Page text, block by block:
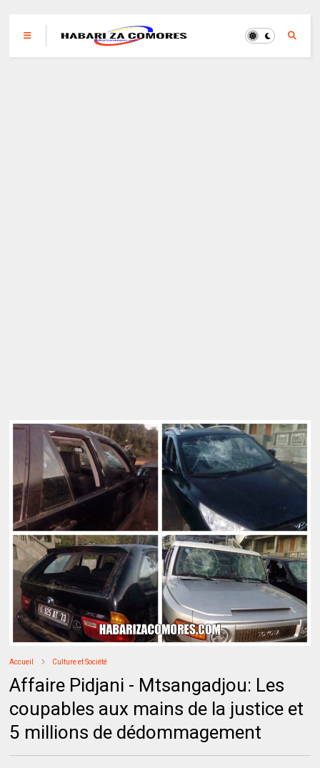
Accueil Culture et Société
Affaire Pidjani - Mtsangadjou: Les
coupables aux mains de la justice et
5 millions de dédommagement